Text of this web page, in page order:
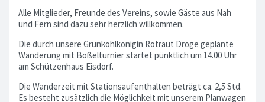
Alle Mitglieder, Freunde des Vereins, sowie Gäste aus Nah
und Fern sind dazu sehr herzlich willkommen.
Die durch unsere Grünkohlkönigin Rotraut Dröge geplante
Wanderung mit Boßelturnier startet pünktlich um 14.00 Uhr
am Schützenhaus Eisdorf.
Die Wanderzeit mit Stationsaufenthalten beträgt ca. 2,5 Std.
Es besteht zusätzlich die Möglichkeit mit unserem Planwagen